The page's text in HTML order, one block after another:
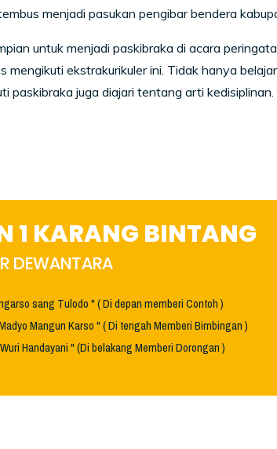
menjadi pasukan pengibar bendera
untuk menjadi paskibraka di acara
mengikuti ekstrakurikuler ini. Tidak hanya
paskibraka juga diajari tentang arti kedisiplinan.
1 KARANG BINTANG
DEWANTARA
sang Tulodo " ( Di depan memberi Contoh )
Mangun Karso " ( Di tengah Memberi Bimbingan )
Handayani " (Di belakang Memberi Dorongan )